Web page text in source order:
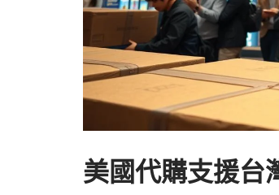
美國代購支援台